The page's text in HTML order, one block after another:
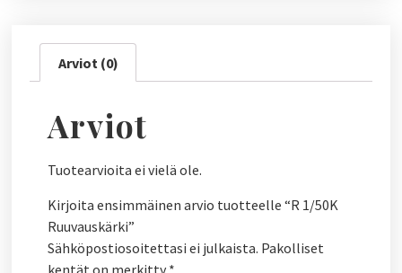
Arviot (0)
Arviot
Tuotearvioita ei vielä ole.
Kirjoita ensimmäinen arvio tuotteelle “R 1/50K
Ruuvauskärki”
Sähköpostiosoitettasi ei julkaista. Pakolliset
kentät on merkitty *